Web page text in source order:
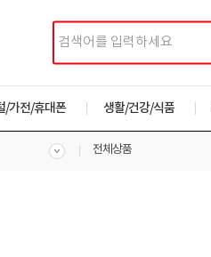
/가전/휴대폰 생활/건강/식품
전체상품